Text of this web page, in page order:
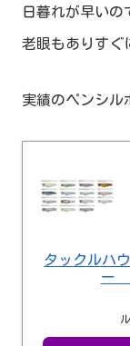
日暮れが早いの
老眼もありすぐ
実績のペンシル
タックルハ
ー